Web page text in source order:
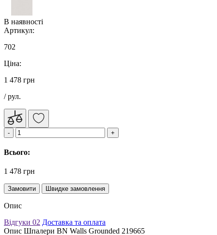
В наявності
Артикул:
702
Ціна:
1 478 грн
/ рул.
Всього:
1 478 грн
Замовити Швидке замовлення
Опис
Відгуки 02 Доставка та оплата
Опис Шпалери BN Walls Grounded 219665